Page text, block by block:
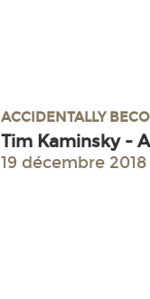
ACCIDENTALLY
Tim Kaminsky -
19 décembre 2018